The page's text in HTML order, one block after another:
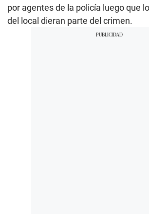
por agentes de la policía luego que
del local dieran parte del crimen.